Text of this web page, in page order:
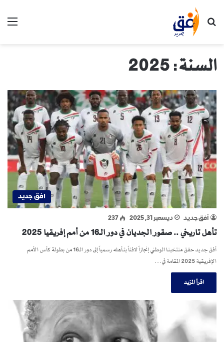
بحث عن
السنة: 2025
افق جديد
أفق جديد ديسمبر 31, 2025 237
تأهل تاريخي .. صقور الجديان في دور الـ16 من أمم إفريقيا 2025
أفق جديد حقق منتخبنا الوطني إنجازاً لافتاً بتأهله رسمياً إلى دور الـ16 من بطولة كأس الأمم
الإفريقية 2025 المقامة في…
اقرأ المزيد